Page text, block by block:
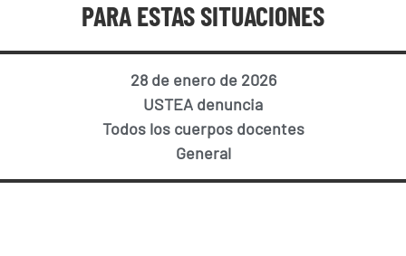
PARA ESTAS SITUACIONES
28 de enero de 2026
USTEA denuncia
Todos los cuerpos docentes
General